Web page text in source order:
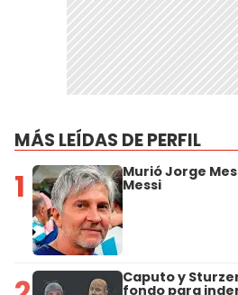
MÁS LEÍDAS DE PERFIL
1 Murió Jorge
Messi
Caputo y
fondo para